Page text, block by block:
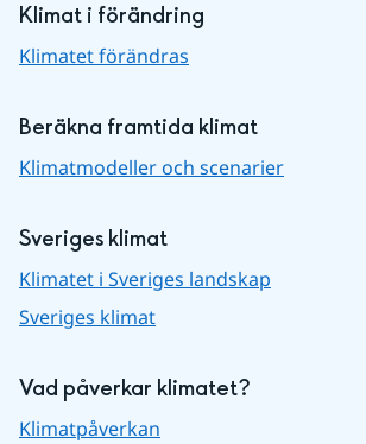
Klimat i förändring
Klimatet förändras
Beräkna framtida klimat
Klimatmodeller och scenarier
Sveriges klimat
Klimatet i Sveriges landskap
Sveriges klimat
Vad påverkar klimatet?
Klimatpåverkan